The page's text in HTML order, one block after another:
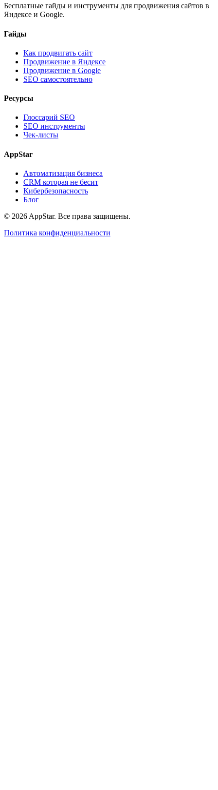
Бесплатные гайды и инструменты для продвижения сайтов в
Яндексе и Google.
Гайды
Как продвигать сайт
Продвижение в Яндексе
Продвижение в Google
SEO самостоятельно
Ресурсы
Глоссарий SEO
SEO инструменты
Чек-листы
AppStar
Автоматизация бизнеса
CRM которая не бесит
Кибербезопасность
Блог
© 2026 AppStar. Все права защищены.
Политика конфиденциальности